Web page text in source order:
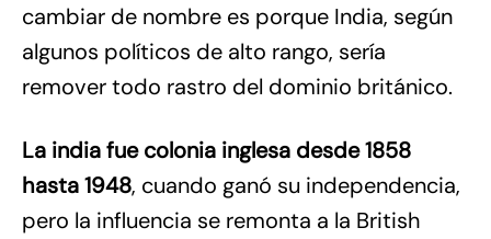
cambiar de nombre es porque India, según
algunos políticos de alto rango, sería
remover todo rastro del dominio británico.
La india fue colonia inglesa desde 1858
hasta 1948, cuando ganó su independencia,
pero la influencia se remonta a la British